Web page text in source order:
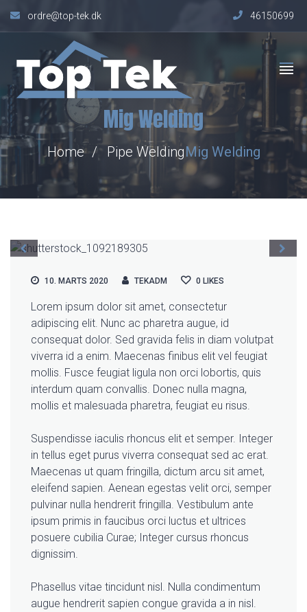
ordre@top-tek.dk 46150699
Mig Welding
Home Pipe WeldingMig Welding
10. MARTS 2020 TEKADM 0 LIKES
Lorem ipsum dolor sit amet, consectetur
adipiscing elit. Nunc ac pharetra augue, id
consequat dolor. Sed gravida felis in diam volutpat
viverra id a enim. Maecenas finibus elit vel feugiat
mollis. Fusce feugiat ligula non orci lobortis, quis
interdum quam convallis. Donec nulla magna,
mollis et malesuada pharetra, feugiat eu risus.
Suspendisse iaculis rhoncus elit et semper. Integer
in tellus eget purus viverra consequat sed ac erat.
Maecenas ut quam fringilla, dictum arcu sit amet,
eleifend sapien. Aenean egestas velit orci, semper
pulvinar nulla hendrerit fringilla. Vestibulum ante
ipsum primis in faucibus orci luctus et ultrices
posuere cubilia Curae; Integer cursus rhoncus
dignissim.
Phasellus vitae tincidunt nisl. Nulla condimentum
augue hendrerit sapien congue gravida a in nisl.